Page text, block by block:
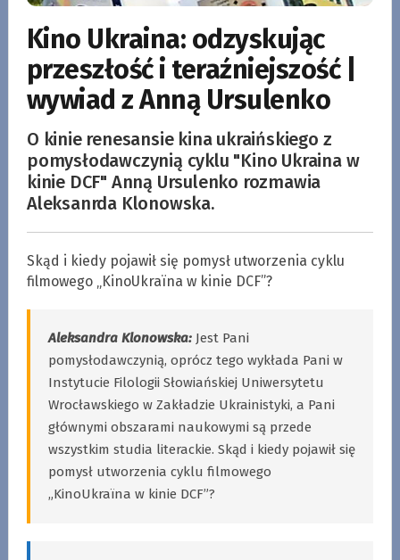
Kino Ukraina: odzyskując
przeszłość i teraźniejszość |
wywiad z Anną Ursulenko
O kinie renesansie kina ukraińskiego z
pomysłodawczynią cyklu "Kino Ukraina w
kinie DCF" Anną Ursulenko rozmawia
Aleksanrda Klonowska.
Skąd i kiedy pojawił się pomysł utworzenia cyklu
filmowego „KinoUkraїna w kinie DCF”?
Aleksandra Klonowska: Jest Pani
pomysłodawczynią, oprócz tego wykłada Pani w
Instytucie Filologii Słowiańskiej Uniwersytetu
Wrocławskiego w Zakładzie Ukrainistyki, a Pani
głównymi obszarami naukowymi są przede
wszystkim studia literackie. Skąd i kiedy pojawił się
pomysł utworzenia cyklu filmowego
„KinoUkraїna w kinie DCF”?